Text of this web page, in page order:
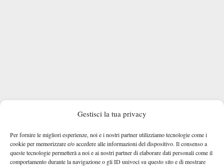
Gestisci la tua privacy
Per fornire le migliori esperienze, noi e i nostri partner utilizziamo tecnologie come i
cookie per memorizzare e/o accedere alle informazioni del dispositivo. Il consenso a
queste tecnologie permetterà a noi e ai nostri partner di elaborare dati personali come il
comportamento durante la navigazione o gli ID univoci su questo sito e di mostrare
A CHE ORA BERRETTINI – COMESANA